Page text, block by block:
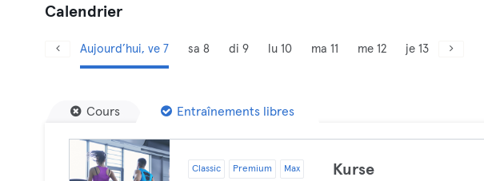
Calendrier
Aujourd’hui, ve 7 sa 8 di 9 lu 10 ma 11 me 12 je 13
Cours Entraînements libres
Classic Premium Max Kurse